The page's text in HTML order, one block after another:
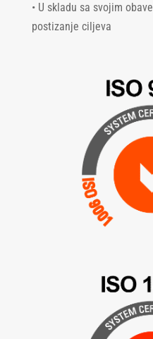
• U skladu sa svojim
postizanje ciljeva